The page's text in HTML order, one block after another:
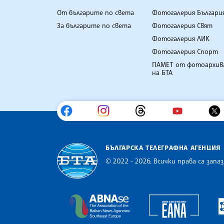
От българите по света
За българите по света
Фотогалерия
Фотогалерия Свят
Фотогалерия ЛИК
Фотогалерия Спорт
ПАМЕТ от
на БТА
БЪЛГАРСКА ТЕЛЕГРАФНА АГЕНЦИЯ
© 2022 - 2026, Всички права са
The Assocoation of the